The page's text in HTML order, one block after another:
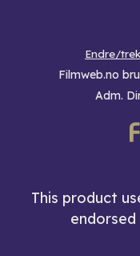
Endre/
Filmweb.no
Adm.
This product